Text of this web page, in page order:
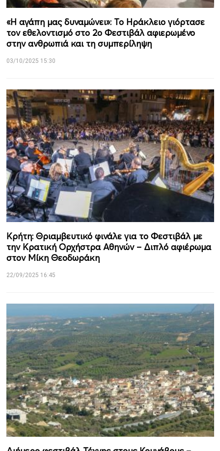
«Η αγάπη μας δυναμώνει»: Το Ηράκλειο γιόρτασε
τον εθελοντισμό στο 2ο Φεστιβάλ αφιερωμένο
στην ανθρωπιά και τη συμπερίληψη
03/10/2025 15:30
Κρήτη: Θριαμβευτικό φινάλε για το Φεστιβάλ με
την Κρατική Ορχήστρα Αθηνών – Διπλό αφιέρωμα
στον Μίκη Θεοδωράκη
22/09/2025 16:45